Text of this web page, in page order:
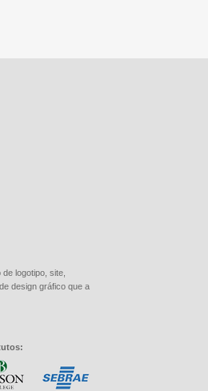
logotipo, site,
design gráfico que a